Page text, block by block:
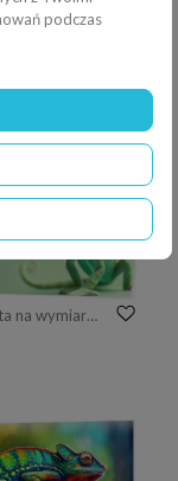
Fototapeta na wymiar Chameleon of the color green isolated pastel background, chameleon banner, With text copy space. Generative ai
podczas